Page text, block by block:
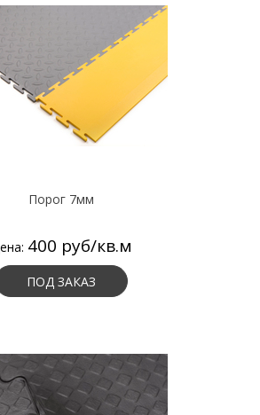
Порог 7мм
400 руб/кв.м
ПОД ЗАКАЗ